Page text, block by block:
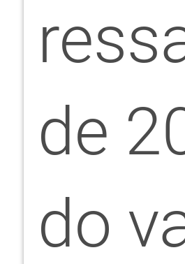
de
do